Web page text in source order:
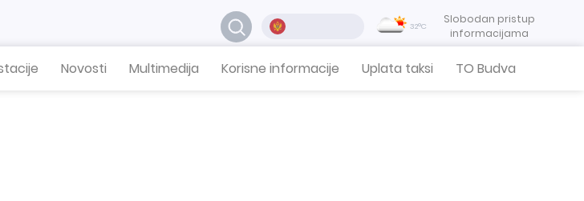
32°C
Slobodan pristup
informacijama
Novosti Multimedija Korisne informacije Uplata taksi TO Budva